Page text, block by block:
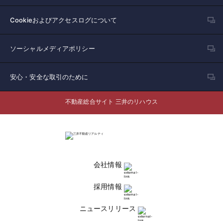
Cookieおよびアクセスログについて
ソーシャルメディアポリシー
安心・安全な取引のために
不動産総合サイト 三井のリハウス
会社情報
採用情報
ニュースリリース